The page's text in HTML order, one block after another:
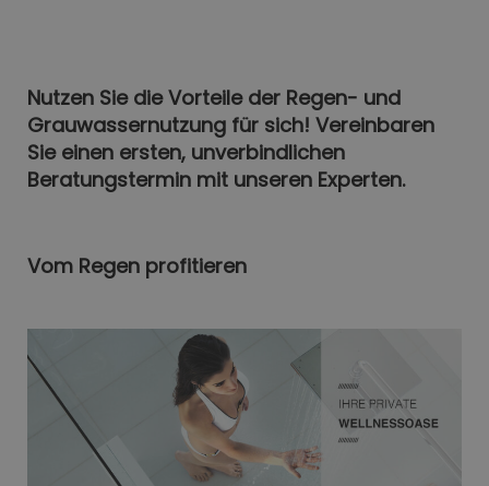
Nutzen Sie die Vorteile der Regen- und
Grauwassernutzung für sich! Vereinbaren
Sie einen ersten, unverbindlichen
Beratungstermin mit unseren Experten.
Vom Regen profitieren